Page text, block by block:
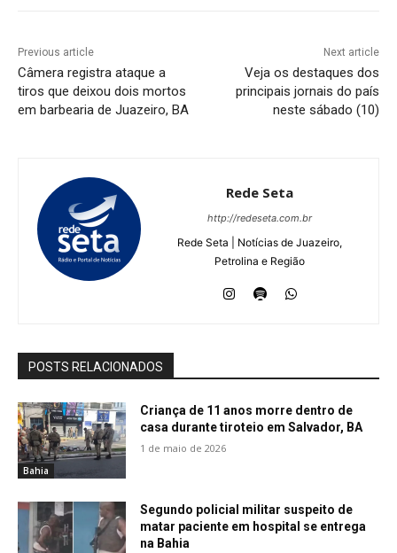
Previous article
Câmera registra ataque a
tiros que deixou dois mortos
em barbearia de Juazeiro, BA
Next article
Veja os destaques dos
principais jornais do país
neste sábado (10)
Rede Seta
http://redeseta.com.br
Rede Seta | Notícias de Juazeiro,
Petrolina e Região
POSTS RELACIONADOS
Bahia
Criança de 11 anos morre dentro de
casa durante tiroteio em Salvador, BA
1 de maio de 2026
Segundo policial militar suspeito de
matar paciente em hospital se entrega
na Bahia